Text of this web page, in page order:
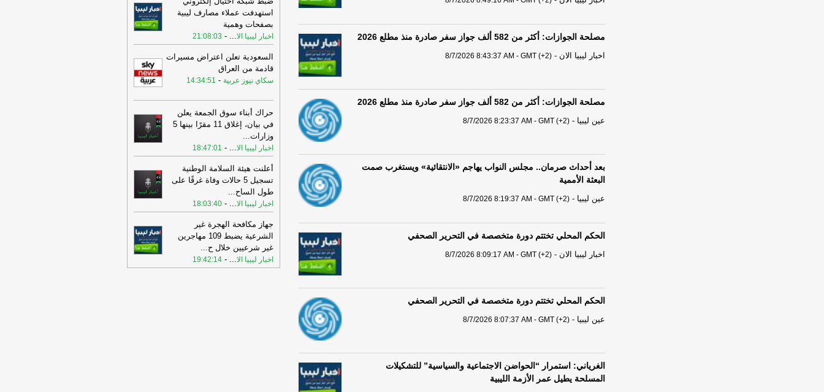
مصلحة الجوازات: أكثر من 582 ألف جواز سفر صادرة منذ مطلع 2026
اخبار ليبيا الان -
8/7/2026 8:43:37 AM - GMT (+2)
مصلحة الجوازات: أكثر من 582 ألف جواز سفر صادرة منذ مطلع 2026
عين ليبيا -
8/7/2026 8:23:37 AM - GMT (+2)
بعد أحداث صرمان.. مجلس النواب يهاجم «الانتقائية» ويستغرب صمت
البعثة الأممية
عين ليبيا -
8/7/2026 8:19:37 AM - GMT (+2)
الحكم المحلي تختتم دورة متخصصة في التحرير الصحفي
اخبار ليبيا الان -
8/7/2026 8:09:17 AM - GMT (+2)
الحكم المحلي تختتم دورة متخصصة في التحرير الصحفي
عين ليبيا -
8/7/2026 8:07:37 AM - GMT (+2)
الغرياني: استمرار “الحواضن الاجتماعية والسياسية” للتشكيلات
المسلحة يطيل عمر الأزمة الليبية
16:28
تشارك ''مداد العقارية'' راعيًا فضيًّا
في معرض العقارات الفاخرة السعودي لعام
2026 بلندن
-جريدة الرياض
16:28
الأسهم الأوروبية تسجل مستوى
قياسيًا بدعم نتائج الشركات وتطورات
مضيق هرمز-جريدة الرياض
16:28
الذهب يسجل أعلى مستوى في
سبعة أسابيع وسط تراجع رهانات رفع
الفائدة الأمريكية -جريدة الرياض
13:41
استقرار أسعار النفط وسط ترقب
تطورات مضيق هرمز والسعودية تخفض
سعر خامها لآسيا -جريدة الرياض
13:41
15 مليون متر مربع من الأراضي
البيضاء في القصيم تدخل مسارات التطوير
والتداول-جريدة الرياض
13:41
نظام المنافسات والمشتريات
الجديد خطوة مهمة في بناء بيئة أعمال أكثر
كفاءة وتنافسية-جريدة الرياض
استهدفت عملاء مصارف ليبية
بصفحات وهمية
اخبار ليبيا الا...
-
21:08:03
السعودية تعلن اعتراض مسيرات
قادمة من العراق
سكاي نيوز عربية -
14:34:51
حراك أبناء سوق الجمعة يعلن
في بيان، إغلاق 11 مقرًا بينها 5
وزارات...
اخبار ليبيا الا...
-
18:47:01
أعلنت هيئة السلامة الوطنية
تسجيل 5 حالات وفاة غرقًا على
طول الساح...
اخبار ليبيا الا...
-
18:03:40
جهاز مكافحة الهجرة غير
الشرعية يضبط 109 مهاجرين
غير شرعيين خلال ح...
اخبار ليبيا الا...
-
19:42:14